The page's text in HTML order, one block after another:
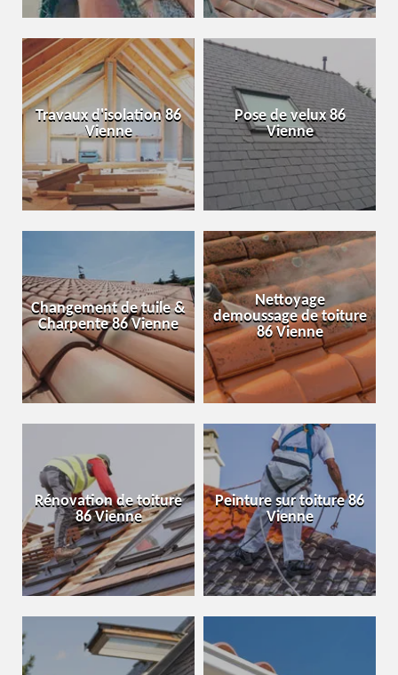
Travaux d'isolation 86
Vienne
Pose de velux 86
Vienne
Changement de tuile &
Charpente 86 Vienne
Nettoyage
demoussage de toiture
86 Vienne
Rénovation de toiture
86 Vienne
Peinture sur toiture 86
Vienne